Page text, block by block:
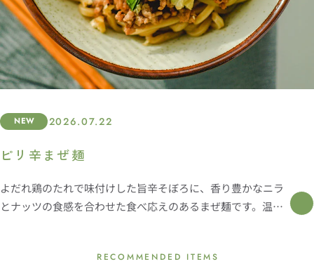
RECOMMENDED ITEMS
NEW 2026.07.22
ピリ辛まぜ麺
よだれ鶏のたれで味付けした旨辛そぼろに、香り豊かなニラ
とナッツの食感を合わせた食べ応えのあるまぜ麺です。温泉